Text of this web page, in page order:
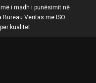
i madh i punësimit në
Veritas me ISO
kualitet